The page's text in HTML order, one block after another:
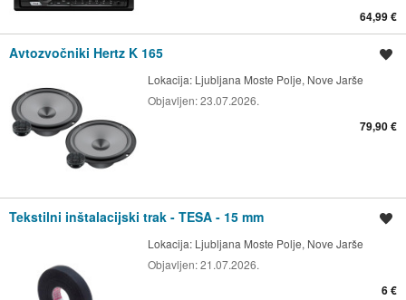
64,99 €
Avtozvočniki Hertz K 165
Lokacija: Ljubljana Moste Polje, Nove Jarše
Objavljen:23.07.2026.
79,90 €
Tekstilni inštalacijski trak - TESA - 15 mm
Lokacija: Ljubljana Moste Polje, Nove Jarše
Objavljen:21.07.2026.
6 €